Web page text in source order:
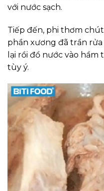
với nước sạch.
Tiếp đến, phi thơm
phần xương đã trần rửa
lại rồi đổ nước vào
tùy ý.